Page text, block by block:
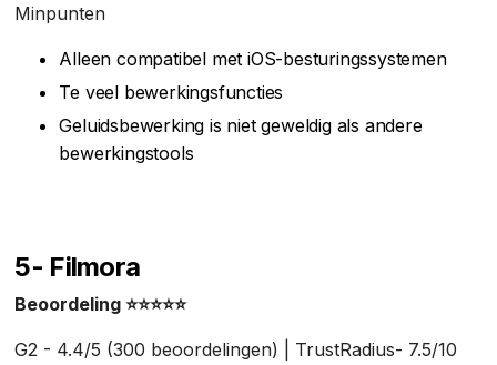
Minpunten
Alleen compatibel met iOS-besturingssystemen
Te veel bewerkingsfuncties
Geluidsbewerking is niet geweldig als andere
bewerkingstools
5- Filmora
Beoordeling ⭐⭐⭐⭐⭐
G2 - 4.4/5 (300 beoordelingen) | TrustRadius- 7.5/10